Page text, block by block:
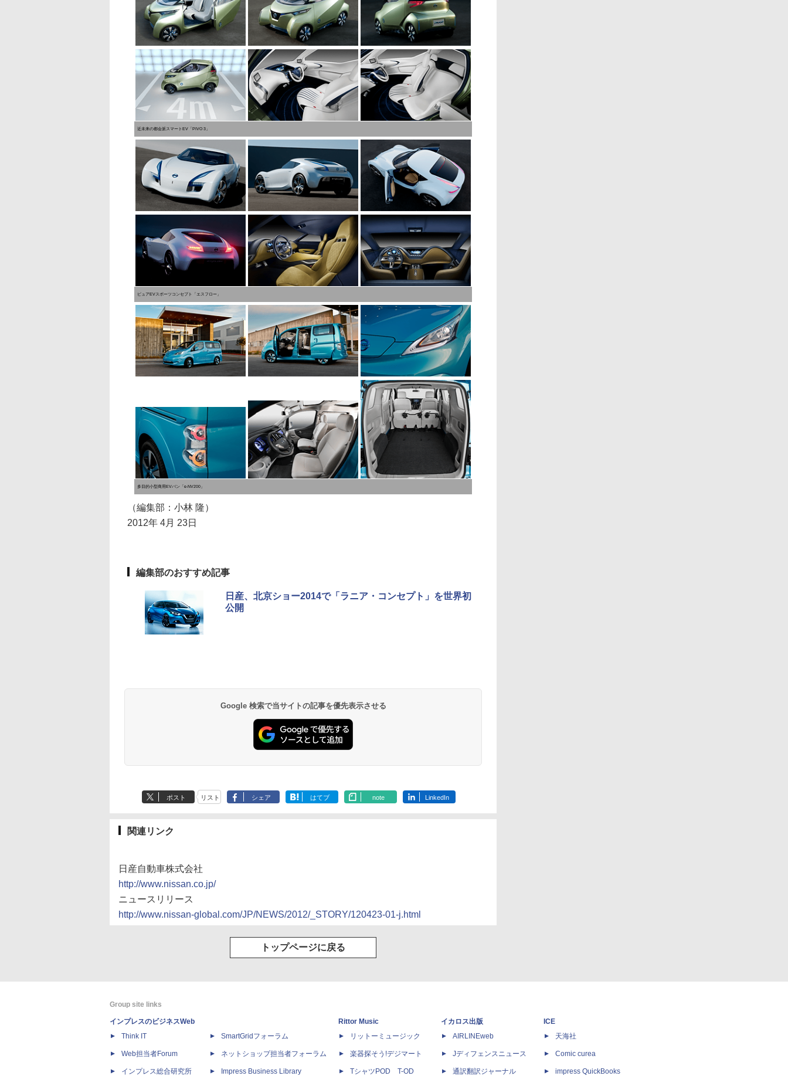
近未来の都会派スマートEV「PIVO 3」
ピュアEVスポーツコンセプト「エスフロー」
多目的小型商用EVバン「e-NV200」
（編集部：小林 隆）
2012年 4月 23日
編集部のおすすめ記事
日産、北京ショー2014で「ラニア・コンセプト」を世界初
公開
Google 検索で当サイトの記事を優先表示させる
ポスト リスト シェア はてブ note LinkedIn
関連リンク
日産自動車株式会社
http://www.nissan.co.jp/
ニュースリリース
http://www.nissan-global.com/JP/NEWS/2012/_STORY/120423-01-j.html
トップページに戻る
Group site links
インプレスのビジネスWeb
Think IT
Web担当者Forum
インプレス総合研究所
SmartGridフォーラム
ネットショップ担当者フォーラム
Impress Business Library
Rittor Music
リットーミュージック
楽器探そう!デジマート
TシャツPOD T-OD
イカロス出版
AIRLINEweb
Jディフェンスニュース
通訳翻訳ジャーナル
ICE
天海社
Comic curea
impress QuickBooks